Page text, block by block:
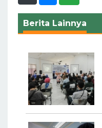
Berita Lainnya